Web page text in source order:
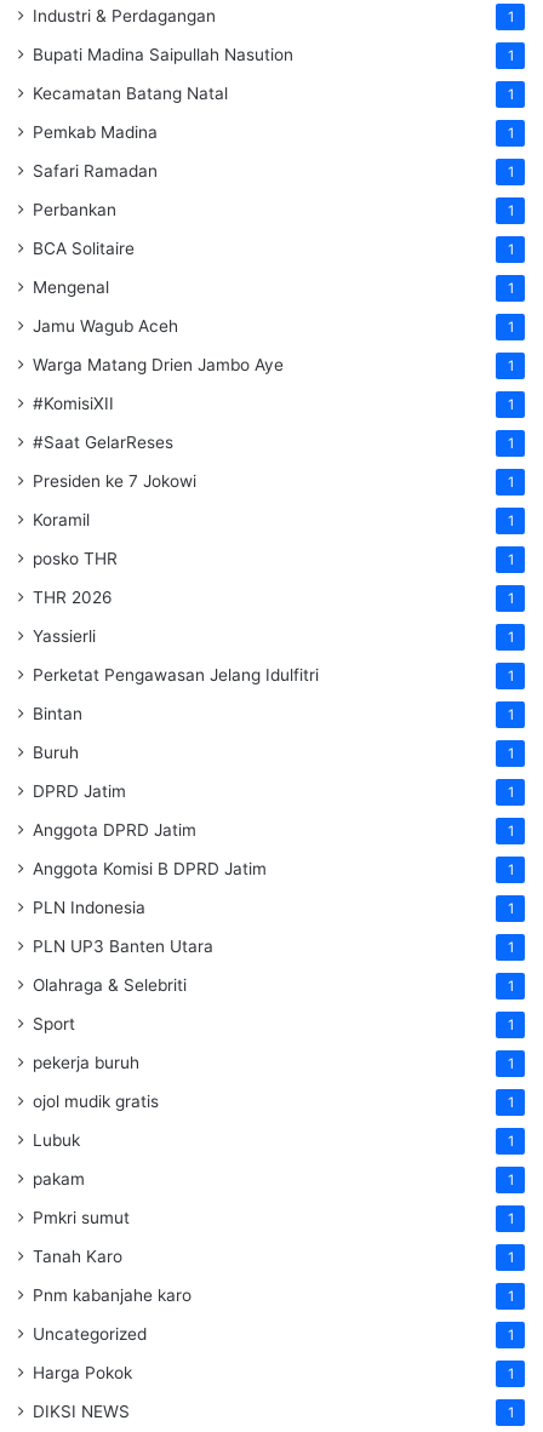
Industri & Perdagangan 1
Bupati Madina Saipullah Nasution 1
Kecamatan Batang Natal 1
Pemkab Madina 1
Safari Ramadan 1
Perbankan 1
BCA Solitaire 1
Mengenal 1
Jamu Wagub Aceh 1
Warga Matang Drien Jambo Aye 1
#KomisiXII 1
#Saat GelarReses 1
Presiden ke 7 Jokowi 1
Koramil 1
posko THR 1
THR 2026 1
Yassierli 1
Perketat Pengawasan Jelang Idulfitri 1
Bintan 1
Buruh 1
DPRD Jatim 1
Anggota DPRD Jatim 1
Anggota Komisi B DPRD Jatim 1
PLN Indonesia 1
PLN UP3 Banten Utara 1
Olahraga & Selebriti 1
Sport 1
pekerja buruh 1
ojol mudik gratis 1
Lubuk 1
pakam 1
Pmkri sumut 1
Tanah Karo 1
Pnm kabanjahe karo 1
Uncategorized 1
Harga Pokok 1
DIKSI NEWS 1